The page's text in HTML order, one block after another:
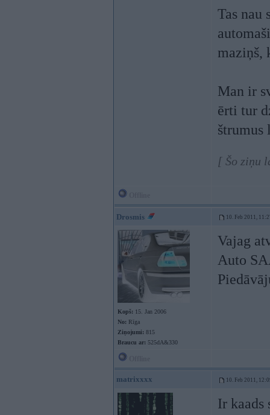
Tas nau
maziņš,
Man ir
ērti tur
[ Šo ziņu
Drosmis 10. Feb 2011,
Kopš: 15. Jan 2006
No: Rīga
Ziņojumi: 815
Braucu ar: 525dA&330
Vajag
Auto
matrixxxx 10. Feb 2011,
Ir kaads